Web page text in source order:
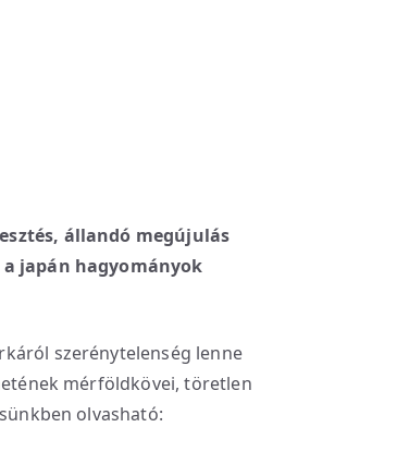
állandó megújulás
japán hagyományok
szerénytelenség lenne
mérföldkövei, töretlen
olvasható: